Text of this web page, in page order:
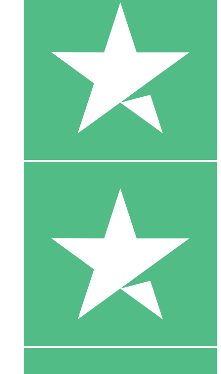
10 Downloads
20 00